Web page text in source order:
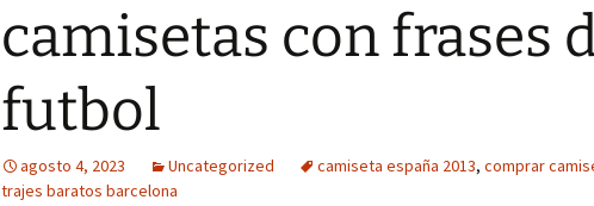
camisetas con frases
futbol
agosto 4, 2023 Uncategorized camiseta españa 2013, comprar
trajes baratos barcelona